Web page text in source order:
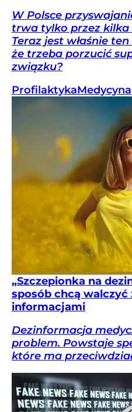
W Polsce
trwa tylko przez kilka
Teraz jest właśnie
że trzeba porzucić
związku?
ProfilaktykaMedycyna
„Szczepionka na
sposób chcą walczyć
informacjami
Dezinformacja
problem. Powstaje
które ma